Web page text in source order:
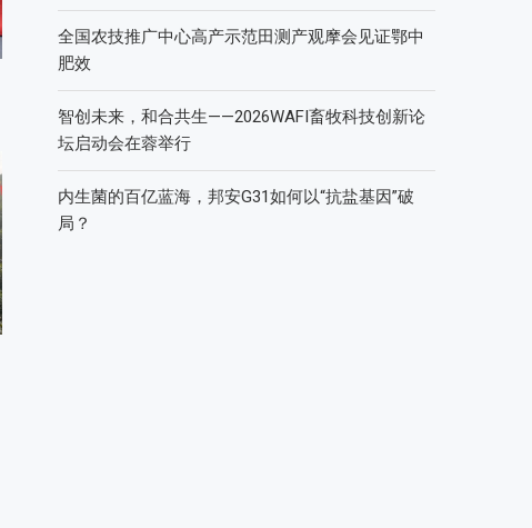
全国农技推广中心高产示范田测产观摩会见证鄂中
肥效
智创未来，和合共生——2026WAFI畜牧科技创新论
坛启动会在蓉举行
内生菌的百亿蓝海，邦安G31如何以“抗盐基因”破
局？